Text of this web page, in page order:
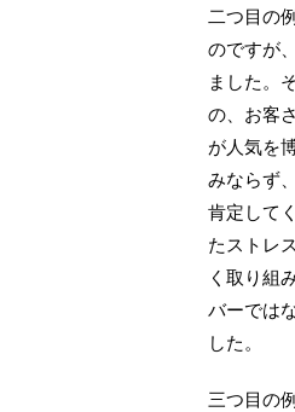
二つ目の
のですが
ました。
の、お客
が人気を
みならず
肯定して
たストレ
く取り組
バーでは
した。
三つ目の